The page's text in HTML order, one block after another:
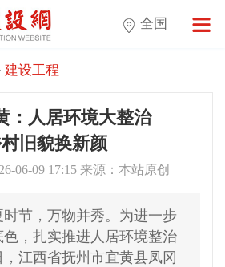
全国
建设工程
：人居环境大整治
村旧貌换新颜
06-09 17:15 来源：本站原创
时节，万物并秀。为进一步
，扎实推进人居环境整治
江西省抚州市宜黄县凤冈